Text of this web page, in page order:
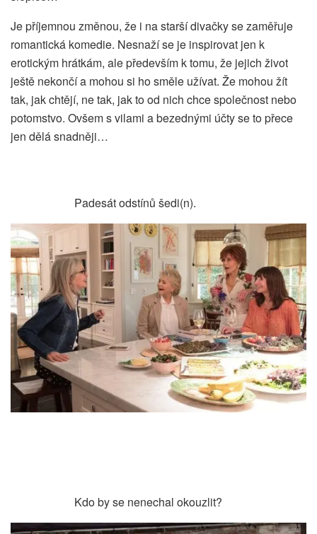
Je příjemnou změnou, že i na starší divačky se zaměřuje
romantická komedie. Nesnaží se je inspirovat jen k
erotickým hrátkám, ale především k tomu, že jejich život
ještě nekončí a mohou si ho směle užívat. Že mohou žít
tak, jak chtějí, ne tak, jak to od nich chce společnost nebo
potomstvo. Ovšem s vilami a bezednými účty se to přece
jen dělá snadněji…
Padesát odstínů šedi(n).
Kdo by se nenechal okouzlit?